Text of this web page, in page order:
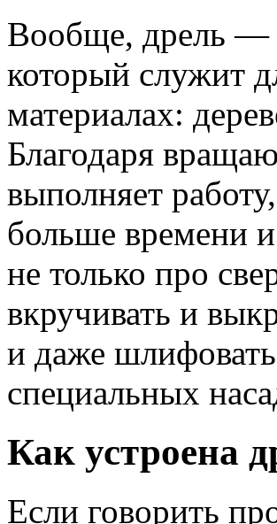
Вообще, дрель —
который служит
материалах:
Благодаря
выполняет
больше времени
не только про
вкручивать и
и даже
специальных
Как устроена
Если говорить